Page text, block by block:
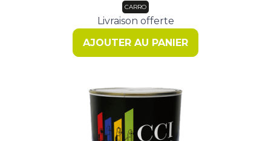
initial
était :
317,00 €.
CARRO
Livraison offerte
AJOUTER AU PANIER